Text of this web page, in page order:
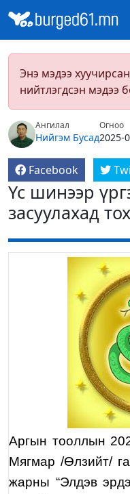
Энэ мэдээ
нийтлэгдсэн мэдээ
Ангилал
Нийгэм Бусад
Огноо
2025-
Facebook
Үс шинээр
засуулахад
Аргын тооллын
Мягмар /Өлзийт/
жарны “Элдэв